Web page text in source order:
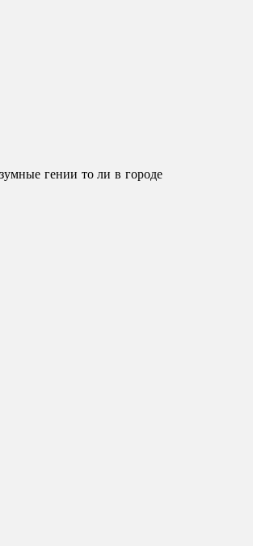
гении то ли в городе